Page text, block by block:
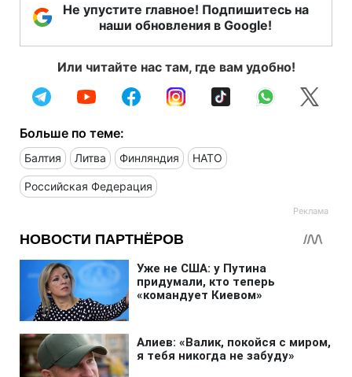
Не упустите главное! Подпишитесь на
наши обновления в Google!
Или читайте нас там, где вам удобно!
Больше по теме:
Балтия Литва Финляндия НАТО
Российская Федерация